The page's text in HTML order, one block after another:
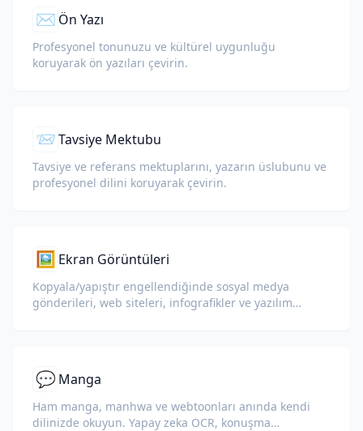
✉️ Ön Yazı
Profesyonel tonunuzu ve kültürel uygunluğu
koruyarak ön yazıları çevirin.
📨Tavsiye Mektubu
Tavsiye ve referans mektuplarını, yazarın üslubunu ve
profesyonel dilini koruyarak çevirin.
🖼️ Ekran Görüntüleri
Kopyala/yapıştır engellendiğinde sosyal medya
gönderileri, web siteleri, infografikler ve yazılım
💬 Manga
Ham manga, manhwa ve webtoonları anında kendi
dilinizde okuyun. Yapay zeka OCR, konuşma